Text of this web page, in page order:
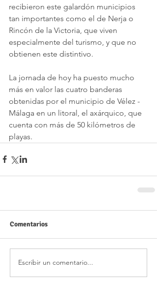
recibieron este galardón municipios
tan importantes como el de Nerja o
Rincón de la Victoria, que viven
especialmente del turismo, y que no
obtienen este distintivo.
La jornada de hoy ha puesto mucho
más en valor las cuatro banderas
obtenidas por el municipio de Vélez -
Málaga en un litoral, el axárquico, que
cuenta con más de 50 kilómetros de
playas.
Comentarios
Escribir un comentario...